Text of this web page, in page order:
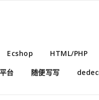
Ecshop HTML/PHP
台 随便写写